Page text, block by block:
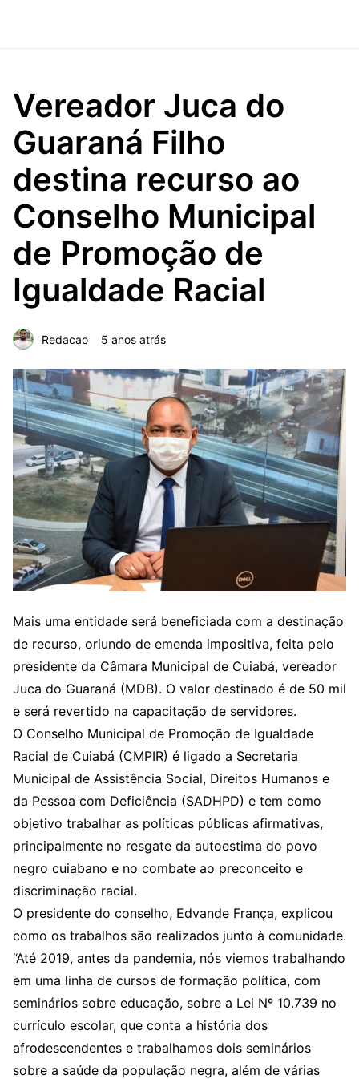
Vereador Juca do
Guaraná Filho
destina recurso ao
Conselho Municipal
de Promoção de
Igualdade Racial
Redacao 5 anos atrás
Mais uma entidade será beneficiada com a destinação
de recurso, oriundo de emenda impositiva, feita pelo
presidente da Câmara Municipal de Cuiabá, vereador
Juca do Guaraná (MDB). O valor destinado é de 50 mil
e será revertido na capacitação de servidores.
O Conselho Municipal de Promoção de Igualdade
Racial de Cuiabá (CMPIR) é ligado a Secretaria
Municipal de Assistência Social, Direitos Humanos e
da Pessoa com Deficiência (SADHPD) e tem como
objetivo trabalhar as políticas públicas afirmativas,
principalmente no resgate da autoestima do povo
negro cuiabano e no combate ao preconceito e
discriminação racial.
O presidente do conselho, Edvande França, explicou
como os trabalhos são realizados junto à comunidade.
“Até 2019, antes da pandemia, nós viemos trabalhando
em uma linha de cursos de formação política, com
seminários sobre educação, sobre a Lei Nº 10.739 no
currículo escolar, que conta a história dos
afrodescendentes e trabalhamos dois seminários
sobre a saúde da população negra, além de várias